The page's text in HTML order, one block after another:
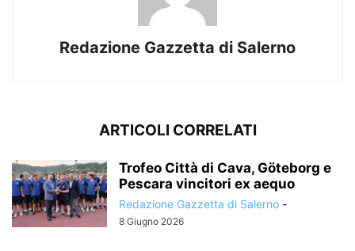
Redazione Gazzetta di Salerno
ARTICOLI CORRELATI
Trofeo Città di Cava, Göteborg e
Pescara vincitori ex aequo
Redazione Gazzetta di Salerno -
8 Giugno 2026